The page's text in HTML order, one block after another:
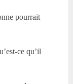
pourrait
ce qu’il